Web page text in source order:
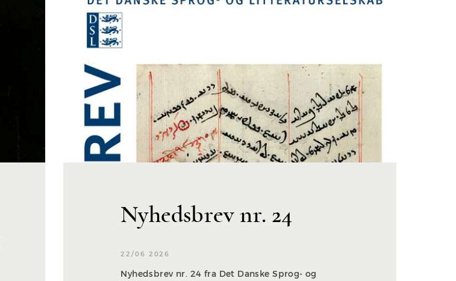
Nyhedsbrev nr. 24
22/06 2026
Nyhedsbrev nr. 24 fra Det Danske Sprog- og